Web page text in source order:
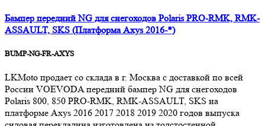
Бампер передний NG для снегоходов Polaris PRO-RMK, RMK-
ASSAULT, SKS (Платформа Axys 2016-*)
BUMP-NG-FR-AXYS
LKMoto продает со склада в г. Москва с доставкой по всей
России VOEVODA передний бампер NG для снегоходов
Polaris 800, 850 PRO-RMK, RMK-ASSAULT, SKS на
платформе Axys 2016 2017 2018 2019 2020 годов выпуска